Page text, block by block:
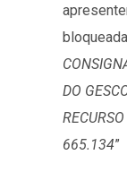
DO
665.134”